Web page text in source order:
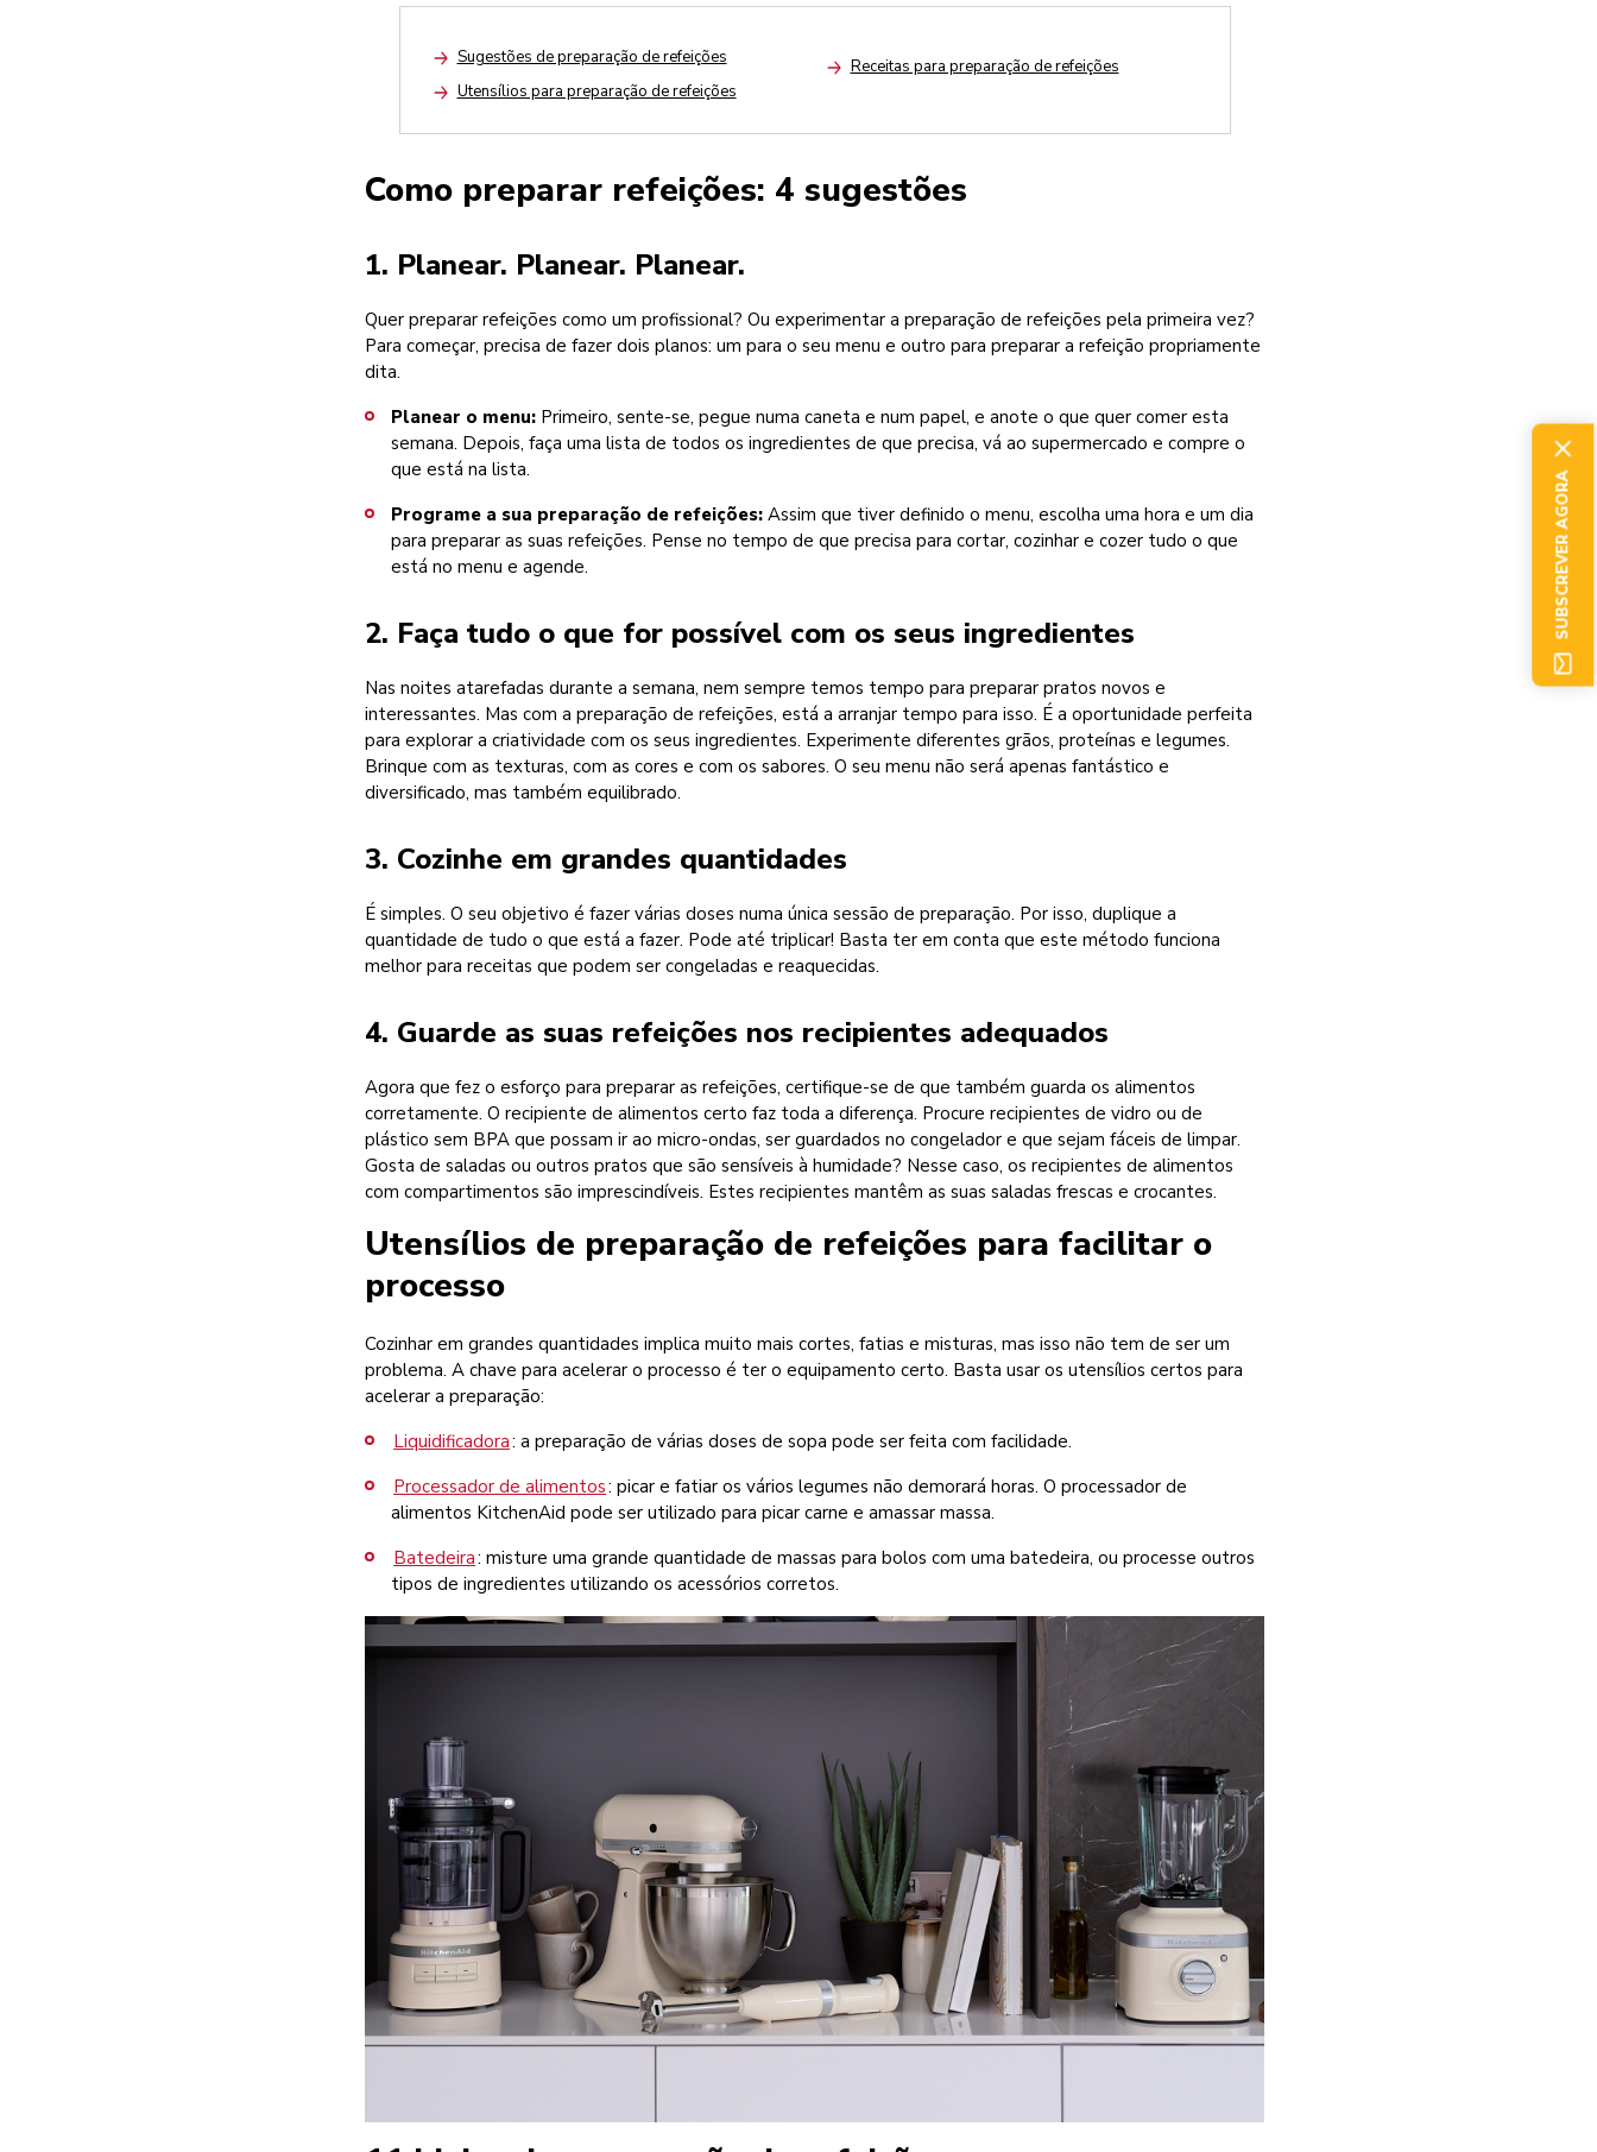
Arrow
Sugestões de preparação de refeições
Arrow
Utensílios para preparação de refeições
Arrow
Receitas para preparação de refeições
Como preparar refeições: 4 sugestões
1. Planear. Planear. Planear.
Quer preparar refeições como um profissional? Ou experimentar a preparação de refeições pela primeira vez?
Para começar, precisa de fazer dois planos: um para o seu menu e outro para preparar a refeição propriamente
dita.
Planear o menu: Primeiro, sente-se, pegue numa caneta e num papel, e anote o que quer comer esta
semana. Depois, faça uma lista de todos os ingredientes de que precisa, vá ao supermercado e compre o
que está na lista.
Programe a sua preparação de refeições:Assim que tiver definido o menu, escolha uma hora e um dia
para preparar as suas refeições. Pense no tempo de que precisa para cortar, cozinhar e cozer tudo o que
está no menu e agende.
2. Faça tudo o que for possível com os seus ingredientes
Nas noites atarefadas durante a semana, nem sempre temos tempo para preparar pratos novos e
interessantes. Mas com a preparação de refeições, está a arranjar tempo para isso. É a oportunidade perfeita
para explorar a criatividade com os seus ingredientes. Experimente diferentes grãos, proteínas e legumes.
Brinque com as texturas, com as cores e com os sabores. O seu menu não será apenas fantástico e
diversificado, mas também equilibrado.
3. Cozinhe em grandes quantidades
É simples. O seu objetivo é fazer várias doses numa única sessão de preparação. Por isso, duplique a
quantidade de tudo o que está a fazer. Pode até triplicar! Basta ter em conta que este método funciona
melhor para receitas que podem ser congeladas e reaquecidas.
4. Guarde as suas refeições nos recipientes adequados
Agora que fez o esforço para preparar as refeições, certifique-se de que também guarda os alimentos
corretamente. O recipiente de alimentos certo faz toda a diferença. Procure recipientes de vidro ou de
plástico sem BPA que possam ir ao micro-ondas, ser guardados no congelador e que sejam fáceis de limpar.
Gosta de saladas ou outros pratos que são sensíveis à humidade? Nesse caso, os recipientes de alimentos
com compartimentos são imprescindíveis. Estes recipientes mantêm as suas saladas frescas e crocantes.
Utensílios de preparação de refeições para facilitar o
processo
Cozinhar em grandes quantidades implica muito mais cortes, fatias e misturas, mas isso não tem de ser um
problema. A chave para acelerar o processo é ter o equipamento certo. Basta usar os utensílios certos para
acelerar a preparação:
Liquidificadora: a preparação de várias doses de sopa pode ser feita com facilidade.
Processador de alimentos: picar e fatiar os vários legumes não demorará horas. O processador de
alimentos KitchenAid pode ser utilizado para picar carne e amassar massa.
Batedeira: misture uma grande quantidade de massas para bolos com uma batedeira, ou processe outros
tipos de ingredientes utilizando os acessórios corretos.
SUBSCREVER AGORA